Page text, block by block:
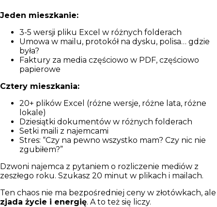
Jeden mieszkanie:
3-5 wersji pliku Excel w różnych folderach
Umowa w mailu, protokół na dysku, polisa… gdzie
była?
Faktury za media częściowo w PDF, częściowo
papierowe
Cztery mieszkania:
20+ plików Excel (różne wersje, różne lata, różne
lokale)
Dziesiątki dokumentów w różnych folderach
Setki maili z najemcami
Stres: “Czy na pewno wszystko mam? Czy nic nie
zgubiłem?”
Dzwoni najemca z pytaniem o rozliczenie mediów z
zeszłego roku. Szukasz 20 minut w plikach i mailach.
Ten chaos nie ma bezpośredniej ceny w złotówkach, ale
zjada życie i energię. A to też się liczy.